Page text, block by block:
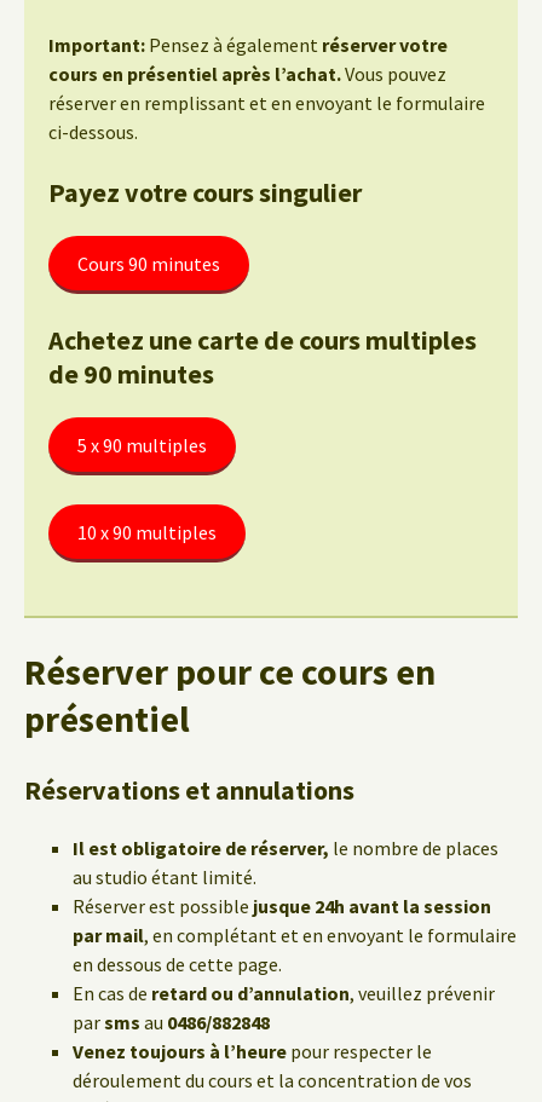
Important: Pensez à également réserver votre
cours en présentiel après l’achat.Vous pouvez
réserver en remplissant et en envoyant le formulaire
ci-dessous.
Payez votre cours singulier
Cours 90 minutes
Achetez une carte de cours multiples
de 90 minutes
5 x 90 multiples
10 x 90 multiples
Réserver pour ce cours en
présentiel
Réservations et annulations
Il est obligatoire de réserver, le nombre de places
au studio étant limité.
Réserver est possible jusque 24h avant la session
par mail, en complétant et en envoyant le formulaire
en dessous de cette page.
En cas de retard ou d’annulation, veuillez prévenir
parsms au 0486/882848
Venez toujours à l’heure pour respecter le
déroulement du cours et la concentration de vos